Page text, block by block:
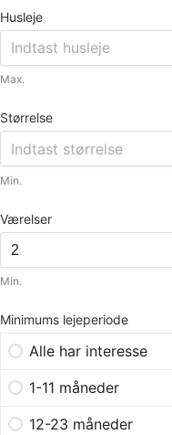
Husleje
Max.
Størrelse
Min.
Værelser
Min.
Minimums lejeperiode
Alle har interesse
1-11 måneder
12-23 måneder